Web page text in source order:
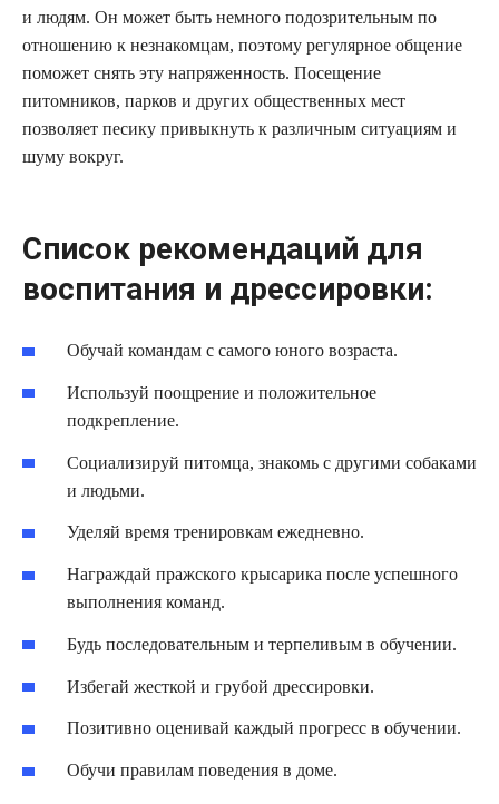
и людям. Он может быть немного подозрительным по
отношению к незнакомцам, поэтому регулярное общение
поможет снять эту напряженность. Посещение
питомников, парков и других общественных мест
позволяет песику привыкнуть к различным ситуациям и
шуму вокруг.
Список рекомендаций для
воспитания и дрессировки:
Обучай командам с самого юного возраста.
Используй поощрение и положительное
подкрепление.
Социализируй питомца, знакомь с другими собаками
и людьми.
Уделяй время тренировкам ежедневно.
Награждай пражского крысарика после успешного
выполнения команд.
Будь последовательным и терпеливым в обучении.
Избегай жесткой и грубой дрессировки.
Позитивно оценивай каждый прогресс в обучении.
Обучи правилам поведения в доме.